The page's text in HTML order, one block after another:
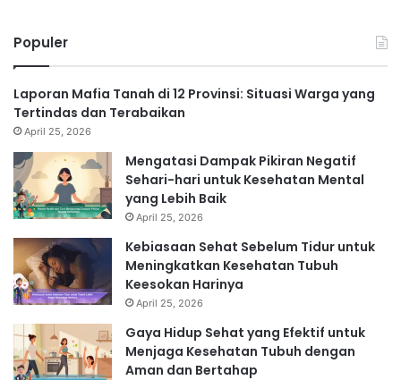
Populer
Laporan Mafia Tanah di 12 Provinsi: Situasi Warga yang
Tertindas dan Terabaikan
April 25, 2026
Mengatasi Dampak Pikiran Negatif
Sehari-hari untuk Kesehatan Mental
yang Lebih Baik
April 25, 2026
Kebiasaan Sehat Sebelum Tidur untuk
Meningkatkan Kesehatan Tubuh
Keesokan Harinya
April 25, 2026
Gaya Hidup Sehat yang Efektif untuk
Menjaga Kesehatan Tubuh dengan
Aman dan Bertahap